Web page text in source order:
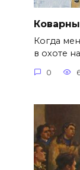
Когда
в охоте
0